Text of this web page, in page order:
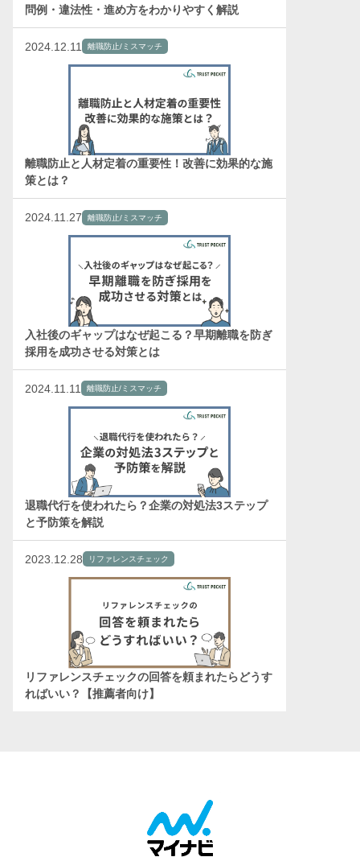
問例・違法性・進め方をわかりやすく解説
2024.12.11 離職防止/ミスマッチ
離職防止と人材定着の重要性！改善に効果的な施
策とは？
2024.11.27 離職防止/ミスマッチ
入社後のギャップはなぜ起こる？早期離職を防ぎ
採用を成功させる対策とは
2024.11.11 離職防止/ミスマッチ
退職代行を使われたら？企業の対処法3ステップ
と予防策を解説
2023.12.28 リファレンスチェック
リファレンスチェックの回答を頼まれたらどうす
ればいい？【推薦者向け】